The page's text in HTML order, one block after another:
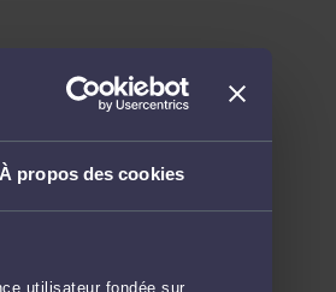
À propos des cookies
utilisateur fondée sur